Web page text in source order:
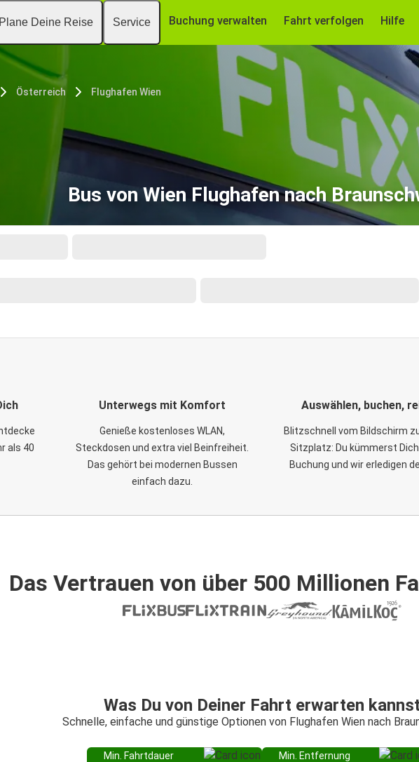
Plane Deine Reise Service Buchung verwalten Fahrt verfolgen Hilfe
Österreich Flughafen Wien
Bus von Wien Flughafen nach
als 40
Unterwegs mit Komfort
Genieße kostenloses WLAN,
Steckdosen und extra viel Beinfreiheit.
Das gehört bei modernen Bussen
einfach dazu.
Auswählen, buchen,
Blitzschnell vom Bildschirm
Sitzplatz: Du kümmerst
Buchung und wir erledigen
Das Vertrauen von über 500 Millionen
Was Du von Deiner Fahrt erwarten kannst
Schnelle, einfache und günstige Optionen von Flughafen Wien nach
Min. Fahrtdauer Min. Entfernung